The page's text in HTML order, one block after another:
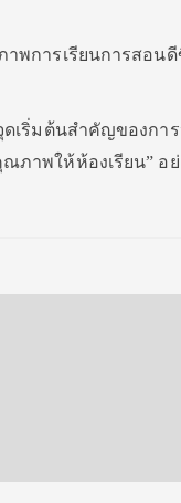
พการเรียนการสอน
เริ่มต้นสำคัญของกา
ภาพให้ห้องเรียน” อย่